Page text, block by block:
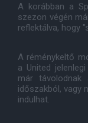
A korábban a
szezon végén
reflektálva, hogy
A réménykeltő
a United
már
időszakból, vagy
indulhat.